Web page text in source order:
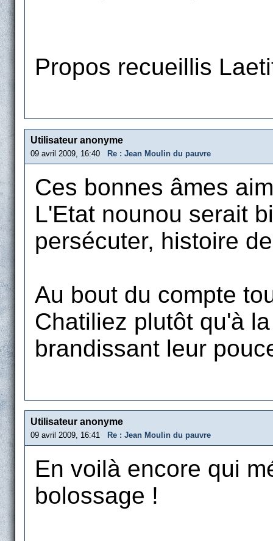
Propos recueillis
Utilisateur anonyme
09 avril 2009, 16:40 Re : Jean Moulin du pauvre
Ces bonnes âmes
L'Etat nounou serait
persécuter, histoire
Au bout du compte
Chatiliez plutôt qu'à
brandissant leur
Utilisateur anonyme
09 avril 2009, 16:41 Re : Jean Moulin du pauvre
En voilà encore qui
bolossage !